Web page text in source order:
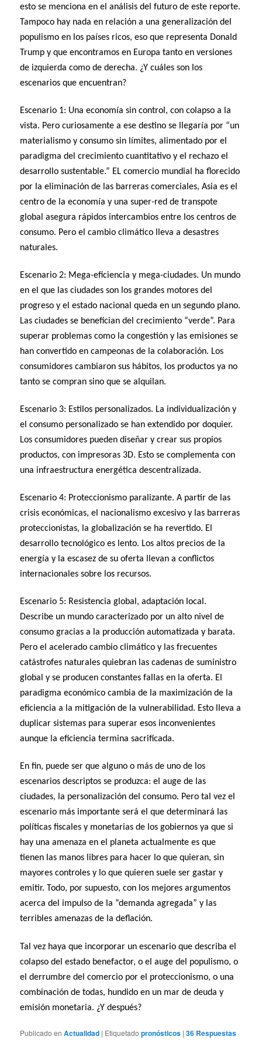
esto se menciona en el análisis del futuro de este reporte.
Tampoco hay nada en relación a una generalización del
populismo en los países ricos, eso que representa Donald
Trump y que encontramos en Europa tanto en versiones
de izquierda como de derecha. ¿Y cuáles son los
escenarios que encuentran?
Escenario 1: Una economía sin control, con colapso a la
vista. Pero curiosamente a ese destino se llegaría por “un
materialismo y consumo sin límites, alimentado por el
paradigma del crecimiento cuantitativo y el rechazo el
desarrollo sustentable.” EL comercio mundial ha florecido
por la eliminación de las barreras comerciales, Asia es el
centro de la economía y una super-red de transpote
global asegura rápidos intercambios entre los centros de
consumo. Pero el cambio climático lleva a desastres
naturales.
Escenario 2: Mega-eficiencia y mega-ciudades. Un mundo
en el que las ciudades son los grandes motores del
progreso y el estado nacional queda en un segundo plano.
Las ciudades se benefician del crecimiento “verde”. Para
superar problemas como la congestión y las emisiones se
han convertido en campeonas de la colaboración. Los
consumidores cambiaron sus hábitos, los productos ya no
tanto se compran sino que se alquilan.
Escenario 3: Estilos personalizados. La individualización y
el consumo personalizado se han extendido por doquier.
Los consumidores pueden diseñar y crear sus propios
productos, con impresoras 3D. Esto se complementa con
una infraestructura energética descentralizada.
Escenario 4: Proteccionismo paralizante. A partir de las
crisis económicas, el nacionalismo excesivo y las barreras
proteccionistas, la globalización se ha revertido. El
desarrollo tecnológico es lento. Los altos precios de la
energía y la escasez de su oferta llevan a conflictos
internacionales sobre los recursos.
Escenario 5: Resistencia global, adaptación local.
Describe un mundo caracterizado por un alto nivel de
consumo gracias a la producción automatizada y barata.
Pero el acelerado cambio climático y las frecuentes
catástrofes naturales quiebran las cadenas de suministro
global y se producen constantes fallas en la oferta. El
paradigma económico cambia de la maximización de la
eficiencia a la mitigación de la vulnerabilidad. Esto lleva a
duplicar sistemas para superar esos inconvenientes
aunque la eficiencia termina sacrificada.
En fin, puede ser que alguno o más de uno de los
escenarios descriptos se produzca: el auge de las
ciudades, la personalización del consumo. Pero tal vez el
escenario más importante será el que determinará las
políticas fiscales y monetarias de los gobiernos ya que si
hay una amenaza en el planeta actualmente es que
tienen las manos libres para hacer lo que quieran, sin
mayores controles y lo que quieren suele ser gastar y
emitir. Todo, por supuesto, con los mejores argumentos
acerca del impulso de la “demanda agregada” y las
terribles amenazas de la deflación.
Tal vez haya que incorporar un escenario que describa el
colapso del estado benefactor, o el auge del populismo, o
el derrumbre del comercio por el proteccionismo, o una
combinación de todas, hundido en un mar de deuda y
emisión monetaria. ¿Y después?
Publicado en Actualidad | Etiquetado pronósticos |36 Respuestas